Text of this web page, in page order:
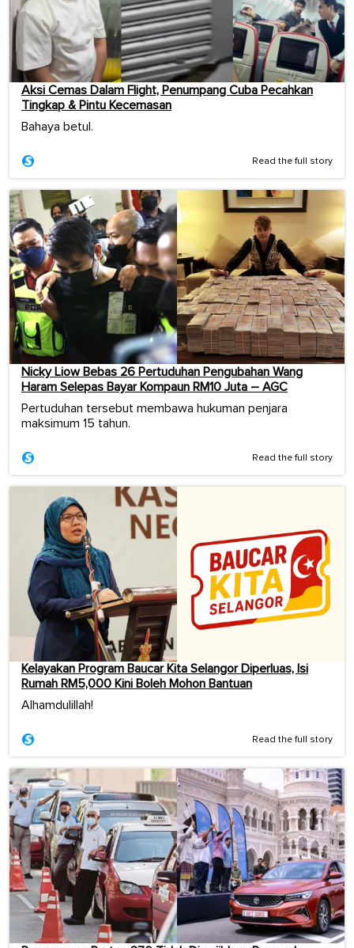
Aksi Cemas Dalam Flight, Penumpang Cuba Pecahkan
Tingkap & Pintu Kecemasan
Bahaya betul.
Read the full story
Nicky Liow Bebas 26 Pertuduhan Pengubahan Wang
Haram Selepas Bayar Kompaun RM10 Juta – AGC
Pertuduhan tersebut membawa hukuman penjara
maksimum 15 tahun.
Read the full story
Kelayakan Program Baucar Kita Selangor Diperluas, Isi
Rumah RM5,000 Kini Boleh Mohon Bantuan
Alhamdulillah!
Read the full story